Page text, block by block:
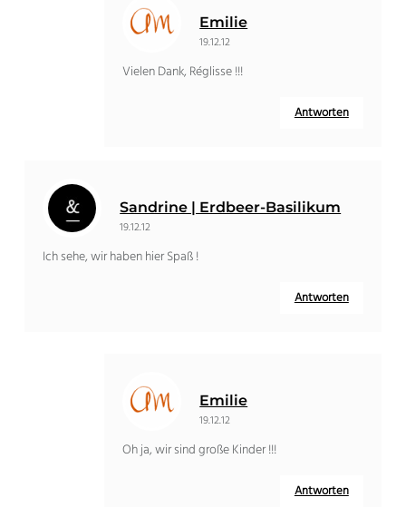
Emilie
19.12.12
Vielen Dank, Réglisse !!!
Antworten
Sandrine | Erdbeer-Basilikum
19.12.12
Ich sehe, wir haben hier Spaß !
Antworten
Emilie
19.12.12
Oh ja, wir sind große Kinder !!!
Antworten